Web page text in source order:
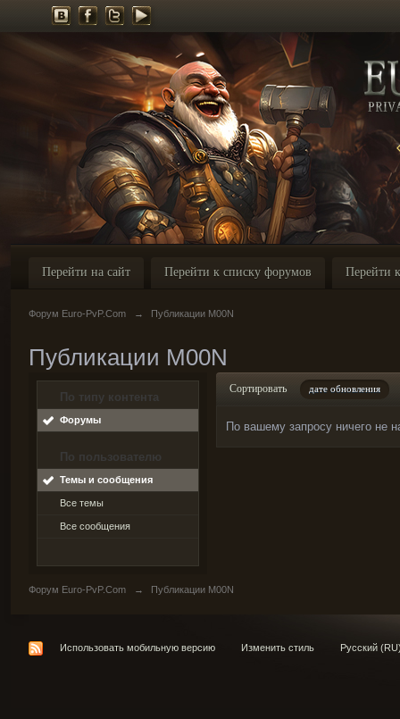
Перейти на сайт Перейти к списку форумов Перейти
Форум Euro-PvP.Com → Публикации M00N
Публикации M00N
По типу контента
Форумы
По пользователю
Темы и сообщения
Все темы
Все сообщения
Сортировать дате обновления
По вашему запросу ничего не
Форум Euro-PvP.Com → Публикации M00N
Использовать мобильную версию Изменить стиль Русский